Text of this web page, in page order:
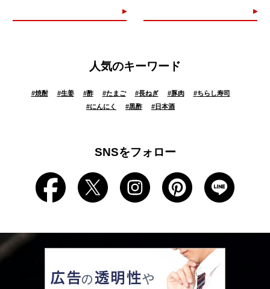
人気のキーワード
#焼酎 #生姜 #酢 #たまご #長ねぎ #豚肉 #ちらし寿司
#にんにく #黒酢 # 日本酒
SNSをフォロー